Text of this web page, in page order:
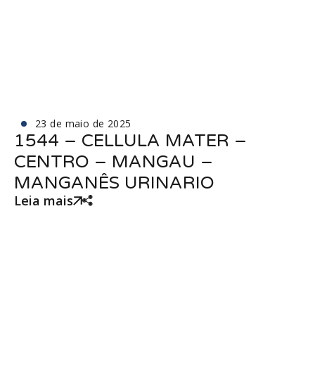
23 de maio de 2025
1544 – CELLULA MATER –
CENTRO – MANGAU –
MANGANÊS URINARIO
Leia mais